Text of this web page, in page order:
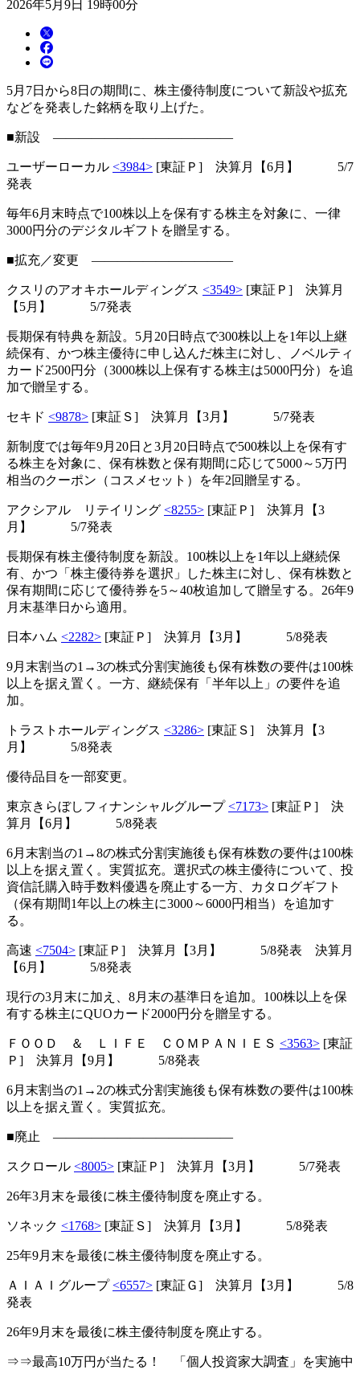
2026年5月9日 19時00分
5月7日から8日の期間に、株主優待制度について新設や拡充
などを発表した銘柄を取り上げた。
■新設 ――――――――――――――
ユーザーローカル <3984> [東証Ｐ] 決算月【6月】 5/7
発表
毎年6月末時点で100株以上を保有する株主を対象に、一律
3000円分のデジタルギフトを贈呈する。
■拡充／変更 ―――――――――――
クスリのアオキホールディングス <3549> [東証Ｐ] 決算月
【5月】 5/7発表
長期保有特典を新設。5月20日時点で300株以上を1年以上継
続保有、かつ株主優待に申し込んだ株主に対し、ノベルティ
カード2500円分（3000株以上保有する株主は5000円分）を追
加で贈呈する。
セキド <9878> [東証Ｓ] 決算月【3月】 5/7発表
新制度では毎年9月20日と3月20日時点で500株以上を保有す
る株主を対象に、保有株数と保有期間に応じて5000～5万円
相当のクーポン（コスメセット）を年2回贈呈する。
アクシアル リテイリング <8255> [東証Ｐ] 決算月【3
月】 5/7発表
長期保有株主優待制度を新設。100株以上を1年以上継続保
有、かつ「株主優待券を選択」した株主に対し、保有株数と
保有期間に応じて優待券を5～40枚追加して贈呈する。26年9
月末基準日から適用。
日本ハム <2282> [東証Ｐ] 決算月【3月】 5/8発表
9月末割当の1→3の株式分割実施後も保有株数の要件は100株
以上を据え置く。一方、継続保有「半年以上」の要件を追
加。
トラストホールディングス <3286> [東証Ｓ] 決算月【3
月】 5/8発表
優待品目を一部変更。
東京きらぼしフィナンシャルグループ<7173> [東証Ｐ] 決
算月【6月】 5/8発表
6月末割当の1→8の株式分割実施後も保有株数の要件は100株
以上を据え置く。実質拡充。選択式の株主優待について、投
資信託購入時手数料優遇を廃止する一方、カタログギフト
（保有期間1年以上の株主に3000～6000円相当）を追加す
る。
高速 <7504> [東証Ｐ] 決算月【3月】 5/8発表 決算月
【6月】 5/8発表
現行の3月末に加え、8月末の基準日を追加。100株以上を保
有する株主にQUOカード2000円分を贈呈する。
ＦＯＯＤ ＆ ＬＩＦＥ ＣＯＭＰＡＮＩＥＳ <3563> [東証
Ｐ] 決算月【9月】 5/8発表
6月末割当の1→2の株式分割実施後も保有株数の要件は100株
以上を据え置く。実質拡充。
■廃止 ――――――――――――――
スクロール <8005> [東証Ｐ] 決算月【3月】 5/7発表
26年3月末を最後に株主優待制度を廃止する。
ソネック <1768> [東証Ｓ] 決算月【3月】 5/8発表
25年9月末を最後に株主優待制度を廃止する。
ＡＩＡＩグループ<6557> [東証Ｇ] 決算月【3月】 5/8
発表
26年9月末を最後に株主優待制度を廃止する。
⇒⇒最高10万円が当たる！ 「個人投資家大調査」を実施中